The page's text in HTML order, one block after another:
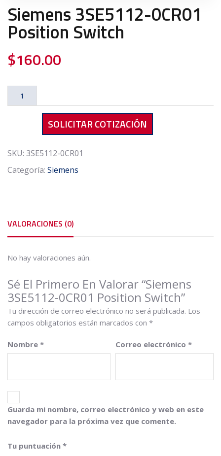
Siemens 3SE5112-0CR01
Position Switch
$160.00
Siemens
3SE5112-
cantidad
SOLICITAR COTIZACIÓN
SKU: 3SE5112-0CR01
Categoría: Siemens
VALORACIONES (0)
No hay valoraciones aún.
Sé El Primero En Valorar “Siemens
3SE5112-0CR01 Position Switch”
Tu dirección de correo electrónico no será publicada. Los
campos obligatorios están marcados con *
Nombre * Correo electrónico *
Guarda mi nombre, correo electrónico y web en este
navegador para la próxima vez que comente.
Tu puntuación *